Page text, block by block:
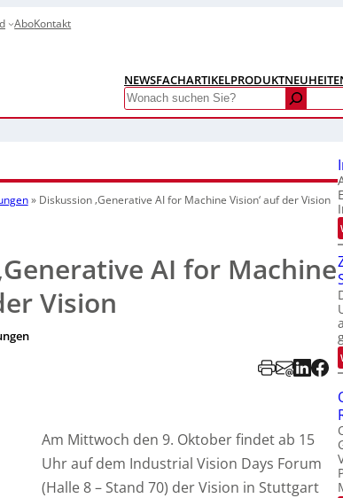
AboKontakt
NEWSFACHARTIKEL
Search
» Diskussion ‚Generative AI for Machine Vision‘ auf der Vision
AI for Machine
Vision
Am Mittwoch den 9. Oktober findet ab 15
Uhr auf dem Industrial Vision Days Forum
(Halle 8 – Stand 70) der Vision in Stuttgart